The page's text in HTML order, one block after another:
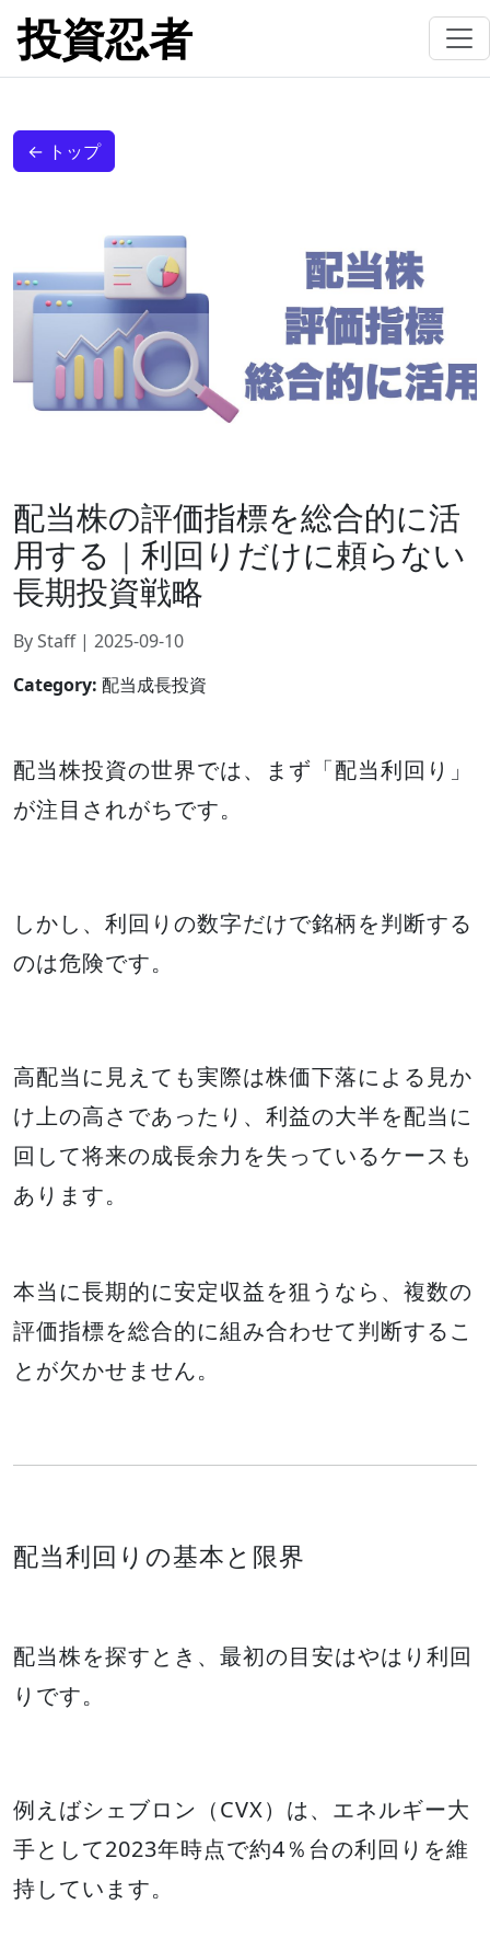
投資忍者
← トップ
配当株の評価指標を総合的に活
用する｜利回りだけに頼らない
長期投資戦略
By Staff | 2025-09-10
Category: 配当成長投資
配当株投資の世界では、まず「配当利回り」
が注目されがちです。
しかし、利回りの数字だけで銘柄を判断する
のは危険です。
高配当に見えても実際は株価下落による見か
け上の高さであったり、利益の大半を配当に
回して将来の成長余力を失っているケースも
あります。
本当に長期的に安定収益を狙うなら、複数の
評価指標を総合的に組み合わせて判断するこ
とが欠かせません。
配当利回りの基本と限界
配当株を探すとき、最初の目安はやはり利回
りです。
例えばシェブロン（CVX）は、エネルギー大
手として2023年時点で約4％台の利回りを維
持しています。